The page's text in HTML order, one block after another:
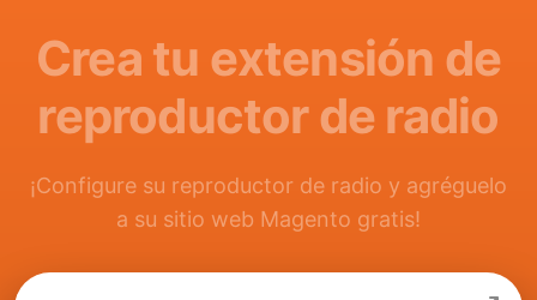
Crea tu extensión de
reproductor de radio
¡Configure su reproductor de radio y agréguelo
a su sitio web Magento gratis!